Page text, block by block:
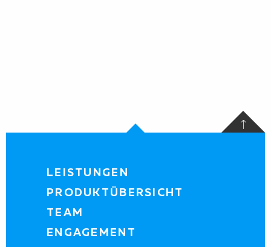
LEISTUNGEN
PRODUKTÜBERSICHT
TEAM
ENGAGEMENT